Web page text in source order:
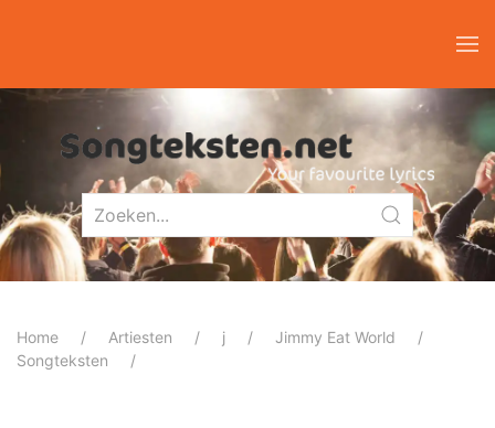
Home Artiesten j
Jimmy Eat World
Songteksten